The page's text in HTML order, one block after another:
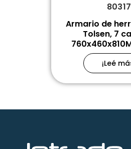
80317
Armario de
Tolsen, 7
¡Leé